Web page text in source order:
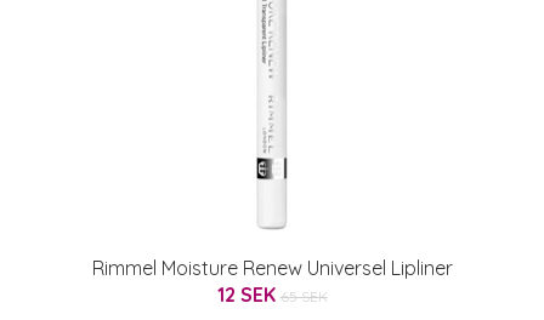
Rimmel Moisture Renew Universel Lipliner
12 SEK 65 SEK